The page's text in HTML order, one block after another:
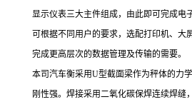
显示仪表三大主件组成，由此即可完成电
可根据不同用户的要求，选配打印机、大
完成更高层次的数据管理及传输的需要。
本司汽车衡采用U型截面梁作为秤体的力
刚性强。焊接采用二氧化碳保焊连续焊缝